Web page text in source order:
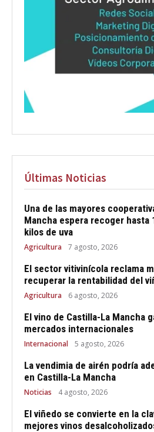
Últimas Noticias
Una de las mayores
Mancha espera recoger hasta
kilos de uva
Agricultura 7 agosto, 2026
El sector vitivinícola reclama
recuperar la rentabilidad del
Agricultura 6 agosto, 2026
El vino de Castilla-La Mancha
mercados internacionales
Internacional 5 agosto, 2026
La vendimia de airén podría
en Castilla-La Mancha
Noticias 4 agosto, 2026
El viñedo se convierte en la
mejores vinos